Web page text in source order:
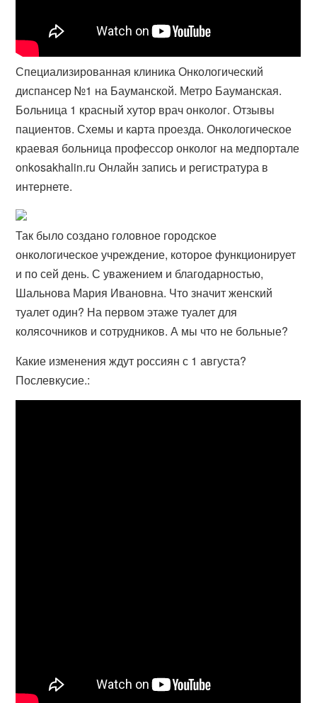
Специализированная клиника Онкологический
диспансер №1 на Бауманской. Метро Бауманская.
Больница 1 красный хутор врач онколог. Отзывы
пациентов. Схемы и карта проезда. Онкологическое
краевая больница профессор онколог на медпортале
onkosakhalin.ru Онлайн запись и регистратура в
интернете.
Так было создано головное городское
онкологическое учреждение, которое функционирует
и по сей день. С уважением и благодарностью,
Шальнова Мария Ивановна. Что значит женский
туалет один? На первом этаже туалет для
колясочников и сотрудников. А мы что не больные?
Какие изменения ждут россиян с 1 августа?
Послевкусие.: